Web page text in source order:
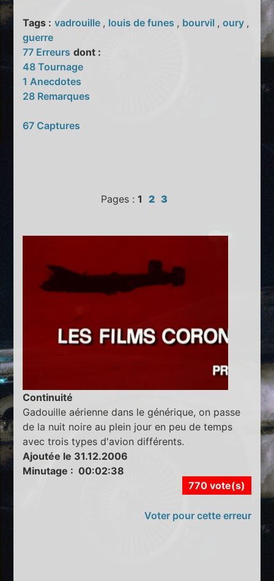
Tags : vadrouille , louis de funes , bourvil ,oury ,
guerre
77 Erreurs dont :
48 Tournage
1 Anecdotes
28 Remarques
67 Captures
Pages : 1 2 3
Continuité
Gadouille aérienne dans le générique, on passe
de la nuit noire au plein jour en peu de temps
avec trois types d'avion différents.
Ajoutée le 31.12.2006
Minutage : 00:02:38
770 vote(s)
Voter pour cette erreur